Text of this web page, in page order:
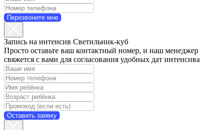
Перезвоните мне
Запись на интенсив Светильник-куб
Просто оставьте ваш контактный номер, и наш менеджер
свяжется с вами для согласования удобных дат интенсива
Оставить заявку